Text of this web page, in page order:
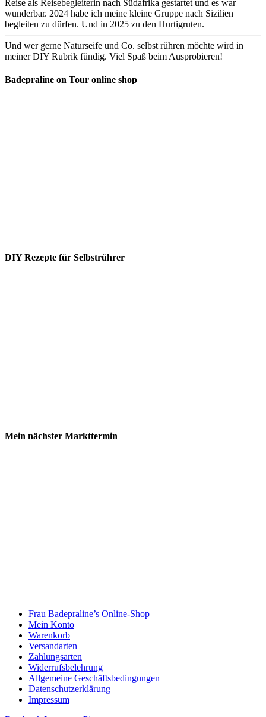
Reise als Reisebegleiterin nach Südafrika gestartet und es war
wunderbar. 2024 habe ich meine kleine Gruppe nach Sizilien
begleiten zu dürfen. Und in 2025 zu den Hurtigruten.
Und wer gerne Naturseife und Co. selbst rühren möchte wird in
meiner DIY Rubrik fündig. Viel Spaß beim Ausprobieren!
Badepraline on Tour online shop
DIY Rezepte für Selbstrührer
Mein nächster Markttermin
Frau Badepraline’s Online-Shop
Mein Konto
Warenkorb
Versandarten
Zahlungsarten
Widerrufsbelehrung
Allgemeine Geschäftsbedingungen
Datenschutzerklärung
Impressum